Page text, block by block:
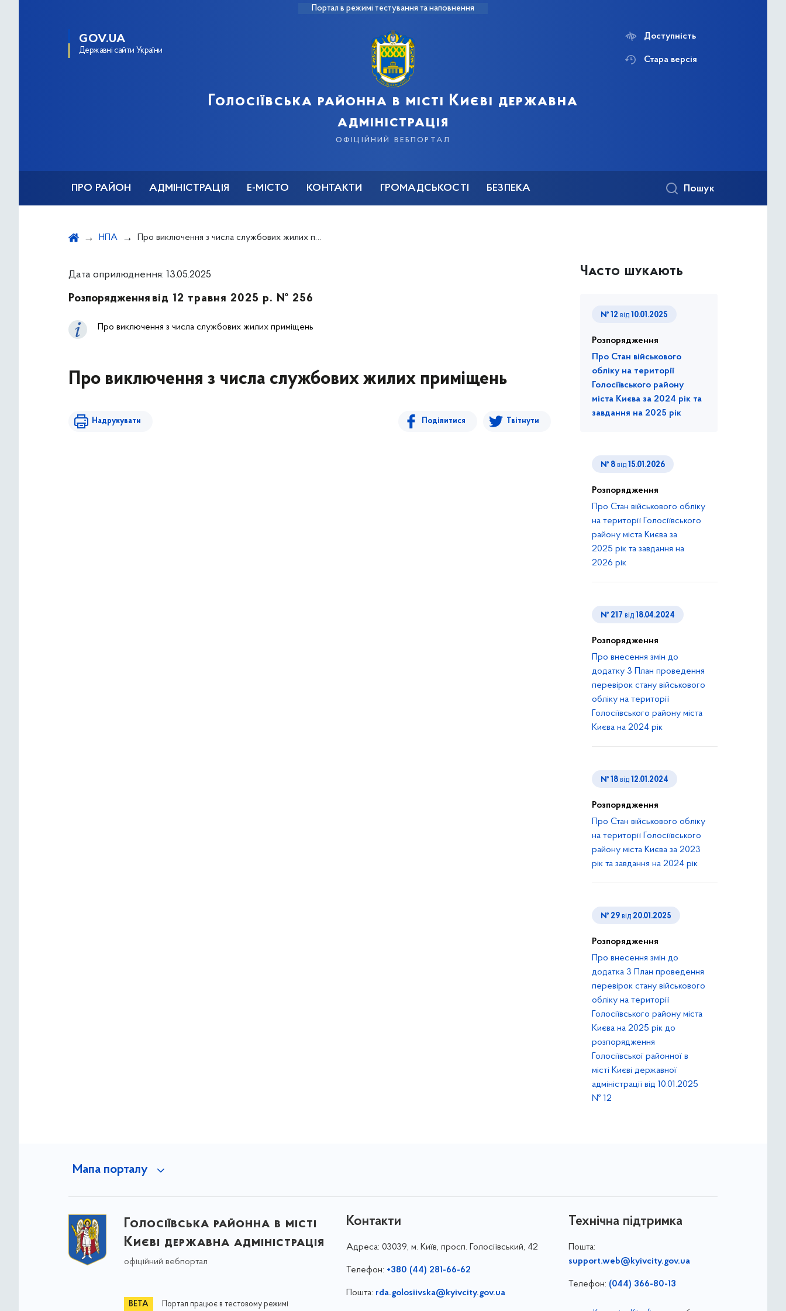
Портал в режимі тестування та наповнення
GOV.UA
Державні сайти України
Голосіївська районна в місті Києві державна
адміністрація
офіційний вебпортал
Доступність
Стара версія
ПРО РАЙОН АДМІНІСТРАЦІЯ Е-МІСТО КОНТАКТИ ГРОМАДСЬКОСТІ БЕЗПЕКА Пошук
НПА Про виключення з числа службових жилих приміщень
Дата оприлюднення: 13.05.2025
Розпорядження від 12 травня 2025 р. № 256
Про виключення з числа службових жилих приміщень
Про виключення з числа службових жилих приміщень
Надрукувати Поділитися Твітнути
Часто шукають
№ 12 від 10.01.2025
Розпорядження
Про Стан військового
обліку на території
Голосіївського району
міста Києва за 2024 рік та
завдання на 2025 рік
№ 8 від 15.01.2026
Розпорядження
Про Стан військового обліку
на території Голосіївського
району міста Києва за
2025 рік та завдання на
2026 рік
№ 217 від 18.04.2024
Розпорядження
Про внесення змін до
додатку 3 План проведення
перевірок стану військового
обліку на території
Голосіївського району міста
Києва на 2024 рік
№ 18 від 12.01.2024
Розпорядження
Про Стан військового обліку
на території Голосіївського
району міста Києва за 2023
рік та завдання на 2024 рік
№ 29 від 20.01.2025
Розпорядження
Про внесення змін до
додатка 3 План проведення
перевірок стану військового
обліку на території
Голосіївського району міста
Києва на 2025 рік до
розпорядження
Голосіївської районної в
місті Києві державної
адміністрації від 10.01.2025
№ 12
Мапа порталу
Голосіївська районна в місті
Києві державна адміністрація
офіційний вебпортал
Портал працює в тестовому режимі
Контакти
Адреса: 03039, м. Київ, просп. Голосіївський, 42
Телефон: +380 (44) 281-66-62
Пошта: rda.golosiivska@kyivcity.gov.ua
Технічна підтримка
Пошта:
support.web@kyivcity.gov.ua
Телефон: (044) 366-80-13